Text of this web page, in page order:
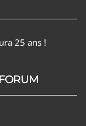
25 ans !